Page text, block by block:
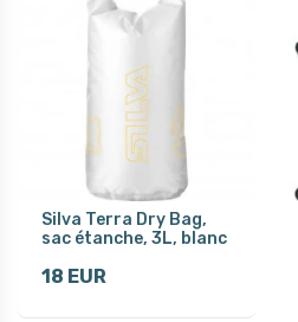
Silva Terra Dry Bag,
sac étanche, 3L, blanc
18 EUR